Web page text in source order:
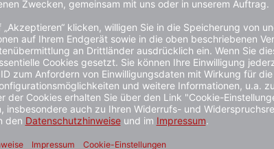
für die Litze durch wechselbaren Anschlag
geringerer Verschleiß, höhere Standzeit